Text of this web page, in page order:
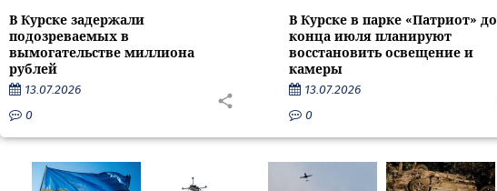
В Курске задержали
подозреваемых в
вымогательстве миллиона
рублей
13.07.2026
0
В Курске в парке «Патриот» до
конца июля планируют
восстановить освещение и
камеры
13.07.2026
0